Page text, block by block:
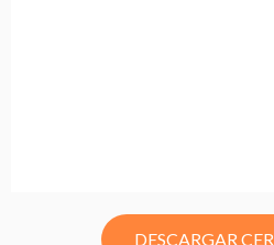
DESCARGAR